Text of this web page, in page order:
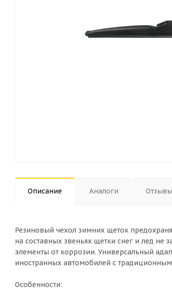
Описание Аналоги Отзывы
Резиновый чехол зимних щеток
на составных звеньях щетки снег и лед не
элементы от коррозии. Универсальный
иностранных автомобилей с
Особенности: